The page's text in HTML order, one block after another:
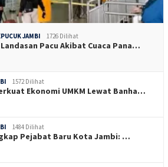
JAMBI 1726 Dilihat
Pacu Akibat Cuaca Pana…
1572 Dilihat
Ekonomi UMKM Lewat Banha…
1484 Dilihat
Pejabat Baru Kota Jambi: …